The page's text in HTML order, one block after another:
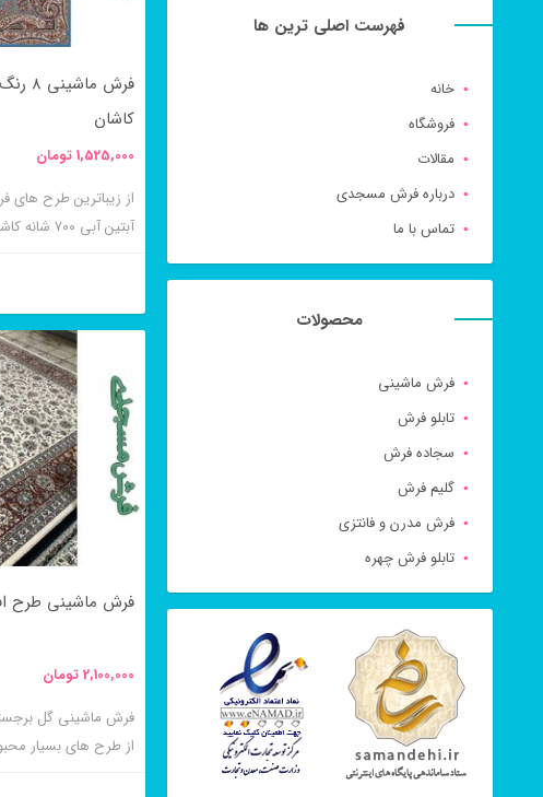
فهرست اصلی ترین ها
خانه
فروشگاه
مقالات
درباره فرش مسجدی
تماس با ما
محصولات
فرش ماشینی
تابلو فرش
سجاده فرش
گلیم فرش
فرش مدرن و فانتزی
تابلو فرش چهره
ها
ممکن
است
صفحه
شوند
کاشان
1,525,000 تومان
آبتین آبی ۷۰۰ شانه کاشان می باشد.
این
دارای
انواع
مختلفی
می
ها
است
در
صفحه
فرش ماشینی طرح افشان
2,100,000 تومان
از طرح های بسیار